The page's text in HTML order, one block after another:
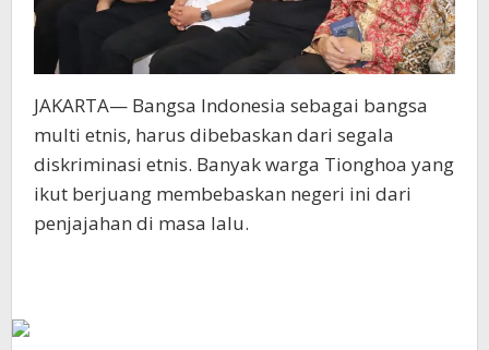
JAKARTA— Bangsa Indonesia sebagai bangsa
multi etnis, harus dibebaskan dari segala
diskriminasi etnis. Banyak warga Tionghoa yang
ikut berjuang membebaskan negeri ini dari
penjajahan di masa lalu.